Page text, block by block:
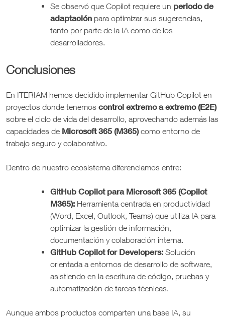
Se observó que Copilot requiere un periodo de
adaptación para optimizar sus sugerencias,
tanto por parte de la IA como de los
desarrolladores.
Conclusiones
En ITERIAM hemos decidido implementar GitHub Copilot en
proyectos donde tenemos control extremo a extremo (E2E)
sobre el ciclo de vida del desarrollo, aprovechando además las
capacidades de Microsoft 365 (M365)como entorno de
trabajo seguro y colaborativo.
Dentro de nuestro ecosistema diferenciamos entre:
GitHub Copilot para Microsoft 365 (Copilot
M365): Herramienta centrada en productividad
(Word, Excel, Outlook, Teams) que utiliza IA para
optimizar la gestión de información,
documentación y colaboración interna.
GitHub Copilot for Developers: Solución
orientada a entornos de desarrollo de software,
asistiendo en la escritura de código, pruebas y
automatización de tareas técnicas.
Aunque ambos productos comparten una base IA, su